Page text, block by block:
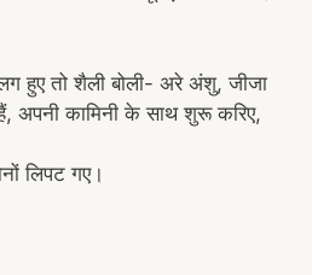
हुए तो शैली बोली- अरे अंशु, जीजा
अपनी कामिनी के साथ शुरू करिए,
लिपट गए।